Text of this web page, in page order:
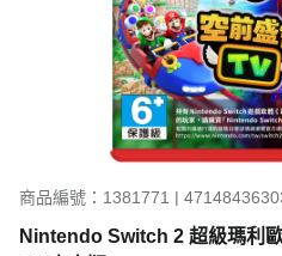
商品編號：1381771 |
Nintendo Switch 2 超級瑪利